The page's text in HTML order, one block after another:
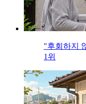
"후회하지
1위